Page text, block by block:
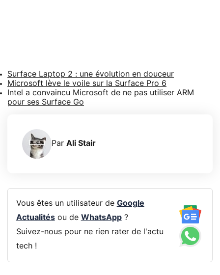
Surface Laptop 2 : une évolution en douceur
Microsoft lève le voile sur la Surface Pro 6
Intel a convaincu Microsoft de ne pas utiliser ARM
pour ses Surface Go
Par Ali Stair
Vous êtes un utilisateur de Google
Actualitésou de WhatsApp?
Suivez-nous pour ne rien rater de l'actu
tech !